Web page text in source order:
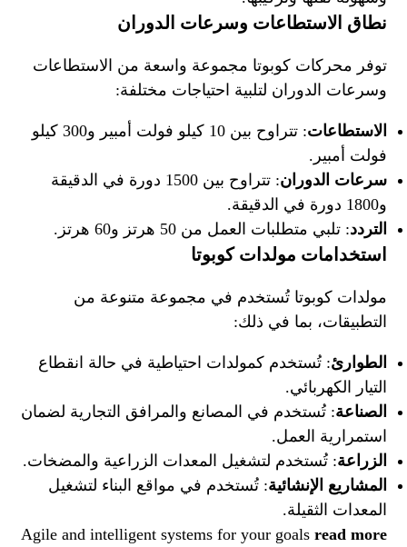
نطاق الاستطاعات وسرعات الدوران
توفر محركات كوبوتا مجموعة واسعة من الاستطاعات
وسرعات الدوران لتلبية احتياجات مختلفة:
الاستطاعات
: تتراوح بين 10 كيلو فولت أمبير و300 كيلو
فولت أمبير.
سرعات الدوران
: تتراوح بين 1500 دورة في الدقيقة
و1800 دورة في الدقيقة.
التردد: تلبي متطلبات العمل من 50 هرتز و60 هرتز.
استخدامات مولدات كوبوتا
مولدات كوبوتا تُستخدم في مجموعة متنوعة من
التطبيقات، بما في ذلك:
الطوارئ: تُستخدم كمولدات احتياطية في حالة انقطاع
التيار الكهربائي.
الصناعة: تُستخدم في المصانع والمرافق التجارية لضمان
استمرارية العمل.
الزراعة: تُستخدم لتشغيل المعدات الزراعية والمضخات.
المشاريع الإنشائية: تُستخدم في مواقع البناء لتشغيل
المعدات الثقيلة.
Agile and intelligent systems for your goalsread more